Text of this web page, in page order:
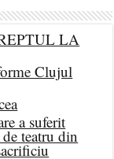
LA
Clujul
a suferit
teatru din